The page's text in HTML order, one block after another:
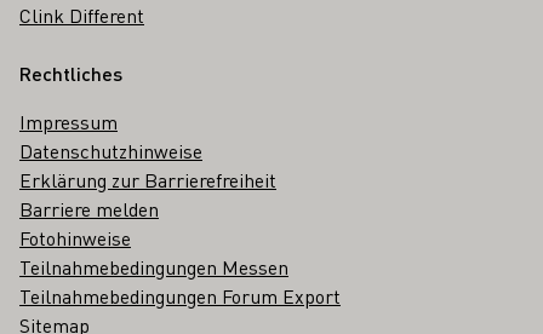
Clink Different
Rechtliches
Impressum
Datenschutzhinweise
Erklärung zur Barrierefreiheit
Barriere melden
Fotohinweise
Teilnahmebedingungen Messen
Teilnahmebedingungen Forum Export
Sitemap